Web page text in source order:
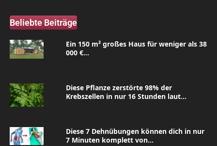
Beliebte Beiträge
Ein 150 m² großes Haus für weniger als 38
000 €...
Diese Pflanze zerstörte 98% der
Krebszellen in nur 16 Stunden laut...
Diese 7 Dehnübungen können dich in nur
7 Minuten komplett von...